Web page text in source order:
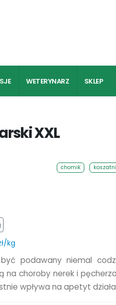
WETERYNARZ SKLEP
XXL
chomik
kg
być podawany niemal
na choroby nerek i
wpływa na apetyt